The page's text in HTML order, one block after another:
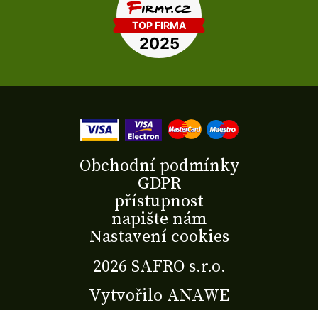
2026 SAFRO s.r.o.
Vytvořilo ANAWE
Obchodní podmínky
GDPR
přístupnost
napište nám
Nastavení cookies